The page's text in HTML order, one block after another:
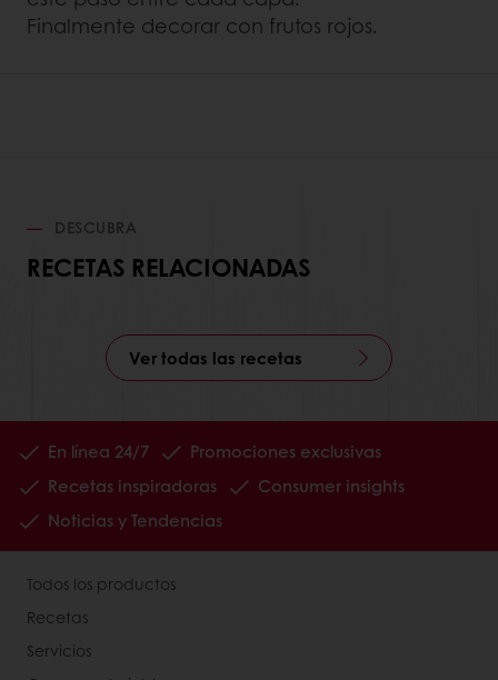
Finalmente decorar con frutos rojos.
DESCUBRA
RECETAS RELACIONADAS
Ver todas las recetas
En línea 24/7
Promociones exclusivas
Recetas inspiradoras
Consumer insights
Noticias y Tendencias
Todos los productos
Recetas
Servicios